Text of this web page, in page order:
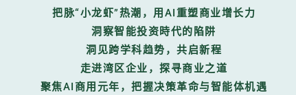
把脉“小龙虾”热潮，用AI重塑商业增长力
洞察智能投资時代的陷阱
洞见跨学科趋势，共启新程
走进湾区企业，探寻商业之道
聚焦AI商用元年，把握决策革命与智能体机遇